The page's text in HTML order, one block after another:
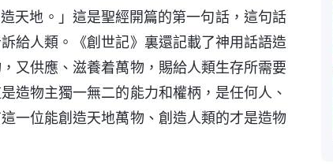
天地。」這是聖經開篇的第一句話，這句話
給人類。《創世記》裏還記載了神用話語造
又供應、滋養着萬物，賜給人類生存所需要
造物主獨一無二的能力和權柄，是任何人、
一位能創造天地萬物、創造人類的才是造物